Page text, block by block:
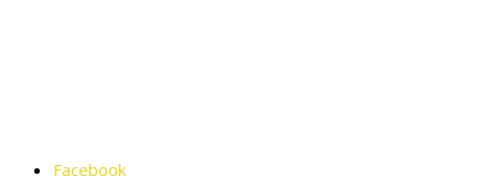
Facebook